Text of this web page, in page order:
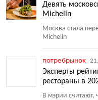
Девять
Michelin
Москва стала
Michelin
потребрынок
Эксперты
рестораны в
В мэрии считают,